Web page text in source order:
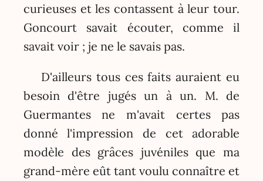
curieuses et les contassent à leur tour.
Goncourt savait écouter, comme il
savait voir ; je ne le savais pas.
D'ailleurs tous ces faits auraient eu
besoin d'être jugés un à un. M. de
Guermantes ne m'avait certes pas
donné l'impression de cet adorable
modèle des grâces juvéniles que ma
grand-mère eût tant voulu connaître et